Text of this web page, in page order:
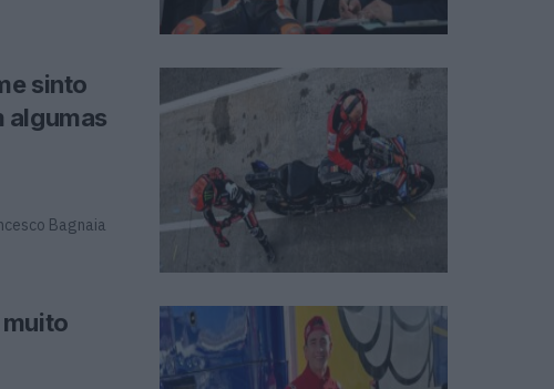
sinto
algumas
Bagnaia
muito